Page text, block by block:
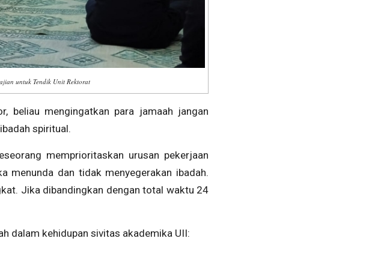
untuk Tendik Unit Rektorat
beliau mengingatkan para jamaah jangan
spiritual.
memprioritaskan urusan pekerjaan
menunda dan tidak menyegerakan ibadah.
Jika dibandingkan dengan total waktu 24
dalam kehidupan sivitas akademika UII: